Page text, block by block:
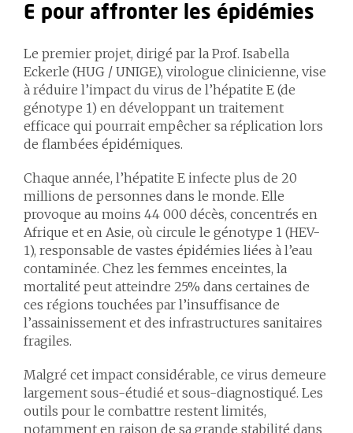
E pour affronter les épidémies
Le premier projet, dirigé par la Prof. Isabella
Eckerle (HUG / UNIGE), virologue clinicienne, vise
à réduire l’impact du virus de l’hépatite E (de
génotype 1) en développant un traitement
efficace qui pourrait empêcher sa réplication lors
de flambées épidémiques.
Chaque année, l’hépatite E infecte plus de 20
millions de personnes dans le monde. Elle
provoque au moins 44 000 décès, concentrés en
Afrique et en Asie, où circule le génotype 1 (HEV-
1), responsable de vastes épidémies liées à l’eau
contaminée. Chez les femmes enceintes, la
mortalité peut atteindre 25% dans certaines de
ces régions touchées par l’insuffisance de
l’assainissement et des infrastructures sanitaires
fragiles.
Malgré cet impact considérable, ce virus demeure
largement sous-étudié et sous-diagnostiqué. Les
outils pour le combattre restent limités,
notamment en raison de sa grande stabilité dans